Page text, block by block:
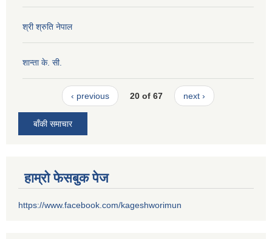
श्री श्रुति नेपाल
शान्ता के. सी.
‹ previous 20 of 67 next ›
बाँकी समाचार
हाम्रो फेसबुक पेज
https://www.facebook.com/kageshworimun